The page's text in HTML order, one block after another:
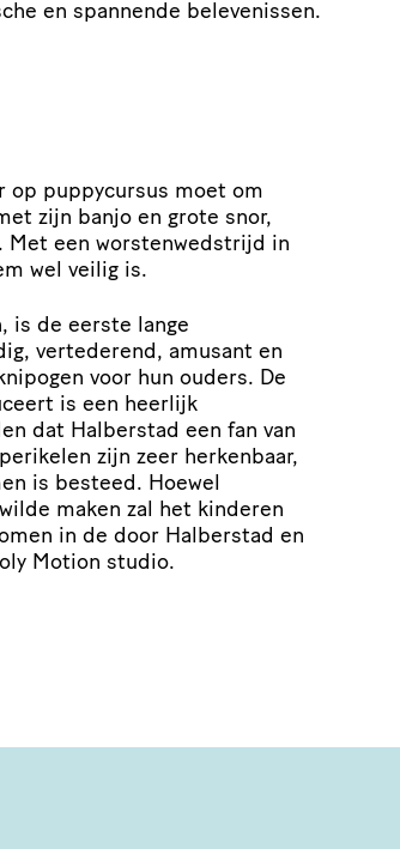
en spannende belevenissen.
op puppycursus moet om
zijn banjo en grote snor,
Met een worstenwedstrijd in
wel veilig is.
is de eerste lange
vertederend, amusant en
voor hun ouders. De
is een heerlijk
dat Halberstad een fan van
zijn zeer herkenbaar,
is besteed. Hoewel
maken zal het kinderen
in de door Halberstad en
Motion studio.